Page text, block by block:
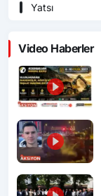
Yatsı
Video Haberler